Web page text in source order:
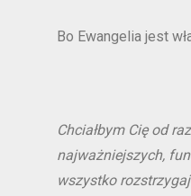
Bo Ewangelia jest
Chciałbym Cię od
najważniejszych,
wszystko